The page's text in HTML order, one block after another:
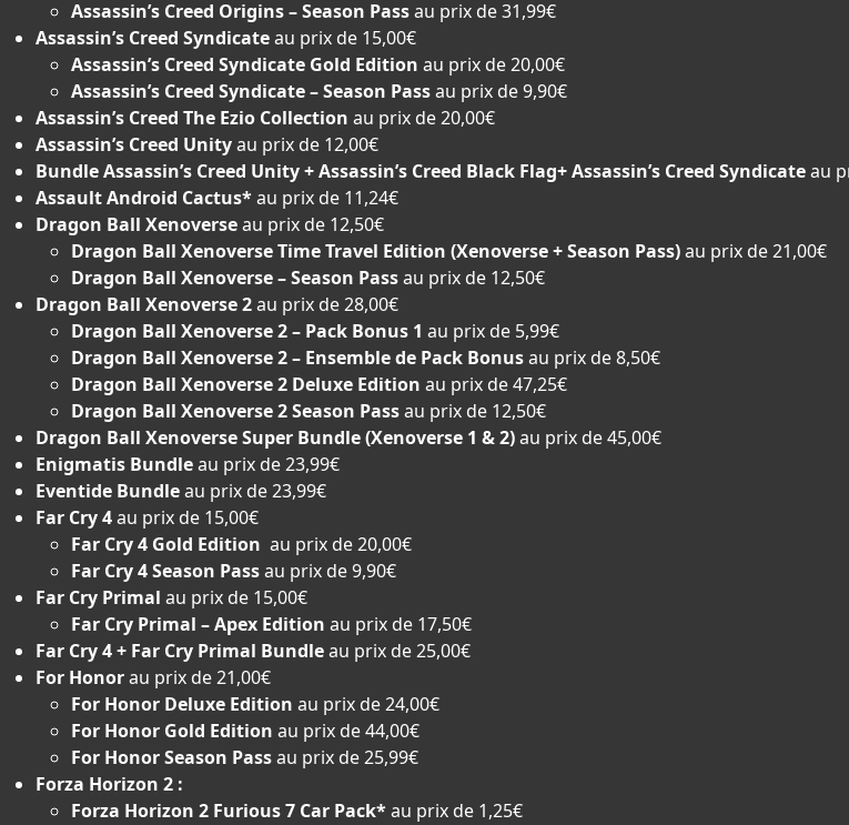
Assassin’s Creed Origins – Season Passau prix de 31,99€
Assassin’s Creed Syndicateau prix de 15,00€
Assassin’s Creed Syndicate Gold Edition au prix de 20,00€
Assassin’s Creed Syndicate – Season Passau prix de 9,90€
Assassin’s Creed The Ezio Collection au prix de 20,00€
Assassin’s Creed Unityau prix de 12,00€
Bundle Assassin’s Creed Unity + Assassin’s Creed Black Flag+ Assassin’s Creed Syndicateau
Assault Android Cactus*au prix de 11,24€
Dragon Ball Xenoverseau prix de 12,50€
Dragon Ball Xenoverse Time Travel Edition (Xenoverse + Season Pass)au prix de 21,00€
Dragon Ball Xenoverse – Season Passau prix de 12,50€
Dragon Ball Xenoverse 2au prix de 28,00€
Dragon Ball Xenoverse 2 – Pack Bonus 1 au prix de 5,99€
Dragon Ball Xenoverse 2 – Ensemble de Pack Bonusau prix de 8,50€
Dragon Ball Xenoverse 2 Deluxe Edition au prix de 47,25€
Dragon Ball Xenoverse 2 Season Passau prix de 12,50€
Dragon Ball Xenoverse Super Bundle (Xenoverse 1 & 2)au prix de 45,00€
Enigmatis Bundleau prix de 23,99€
Eventide Bundleau prix de 23,99€
Far Cry 4au prix de 15,00€
Far Cry 4 Gold Edition au prix de 20,00€
Far Cry 4 Season Passau prix de 9,90€
Far Cry Primal au prix de 15,00€
Far Cry Primal – Apex Edition au prix de 17,50€
Far Cry 4 + Far Cry Primal Bundleau prix de 25,00€
For Honorau prix de 21,00€
For Honor Deluxe Edition au prix de 24,00€
For Honor Gold Edition au prix de 44,00€
For Honor Season Passau prix de 25,99€
Forza Horizon 2 :
Forza Horizon 2 Furious 7 Car Pack*au prix de 1,25€